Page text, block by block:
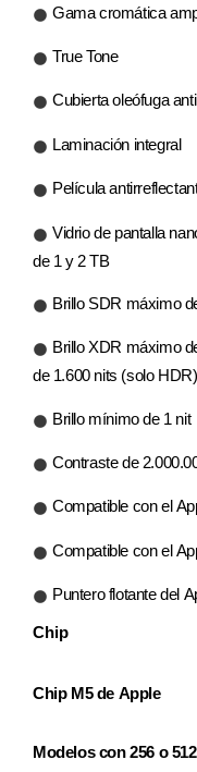
Gama cromática
True Tone
Cubierta oleófuga
Laminación integral
Película
Vidrio de pantalla
de 1 y 2 TB
Brillo SDR máximo
Brillo XDR máximo
de 1.600 nits (solo HDR)
Brillo mínimo de 1 nit
Contraste de
Compatible con el
Compatible con el
Puntero flotante del
Chip
Chip M5 de Apple
Modelos con 256 o